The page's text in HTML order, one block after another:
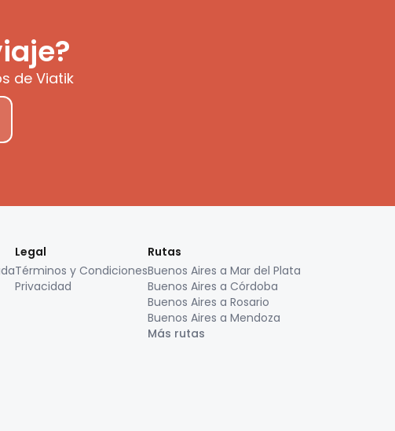
de Viatik
Legal
Términos y Condiciones
Privacidad
Rutas
Buenos Aires a Mar del Plata
Buenos Aires a Córdoba
Buenos Aires a Rosario
Buenos Aires a Mendoza
Más rutas